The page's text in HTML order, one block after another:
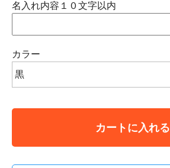
名入れ内容１０文字以内
カラー
カートに入れる